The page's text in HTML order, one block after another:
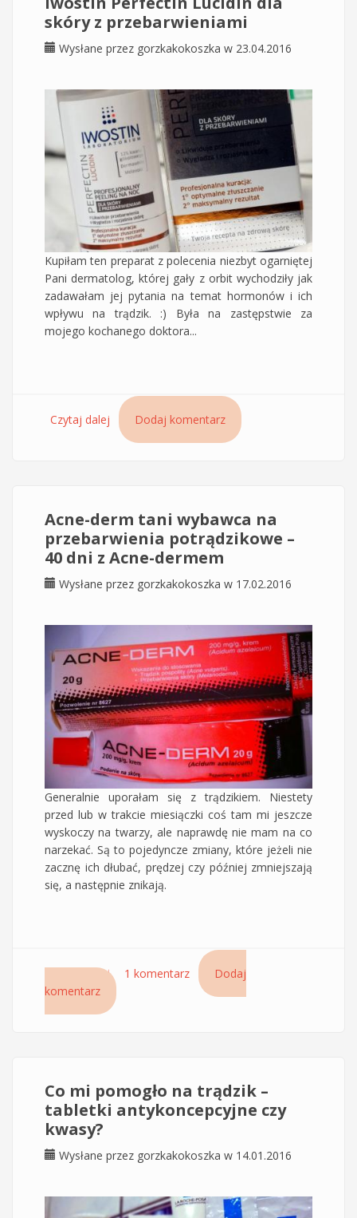
skóry z przebarwieniami
Wysłane przez gorzkakokoszka w 23.04.2016
Kupiłam ten preparat z polecenia niezbyt ogarniętej
Pani dermatolog, której gały z orbit wychodziły jak
zadawałam jej pytania na temat hormonów i ich
wpływu na trądzik. :) Była na zastępstwie za
mojego kochanego doktora...
Czytaj dalej wpis Peeling na noc w formie serum Iwostin
Perfectin Lucidin dla skóry z przebarwieniami
Dodaj komentarz
Acne-derm tani wybawca na
przebarwienia potrądzikowe –
40 dni z Acne-dermem
Wysłane przez gorzkakokoszka w 17.02.2016
Generalnie uporałam się z trądzikiem. Niestety
przed lub w trakcie miesiączki coś tam mi jeszcze
wyskoczy na twarzy, ale naprawdę nie mam na co
narzekać. Są to pojedyncze zmiany, które jeżeli nie
zacznę ich dłubać, prędzej czy później zmniejszają
się, a następnie znikają.
Czytaj dalejwpis Acne-derm tani wybawca na przebarwienia
potrądzikowe – 40 dni z Acne-dermem
1 komentarz
Dodaj
komentarz
Co mi pomogło na trądzik –
tabletki antykoncepcyjne czy
kwasy?
Wysłane przez gorzkakokoszka w 14.01.2016